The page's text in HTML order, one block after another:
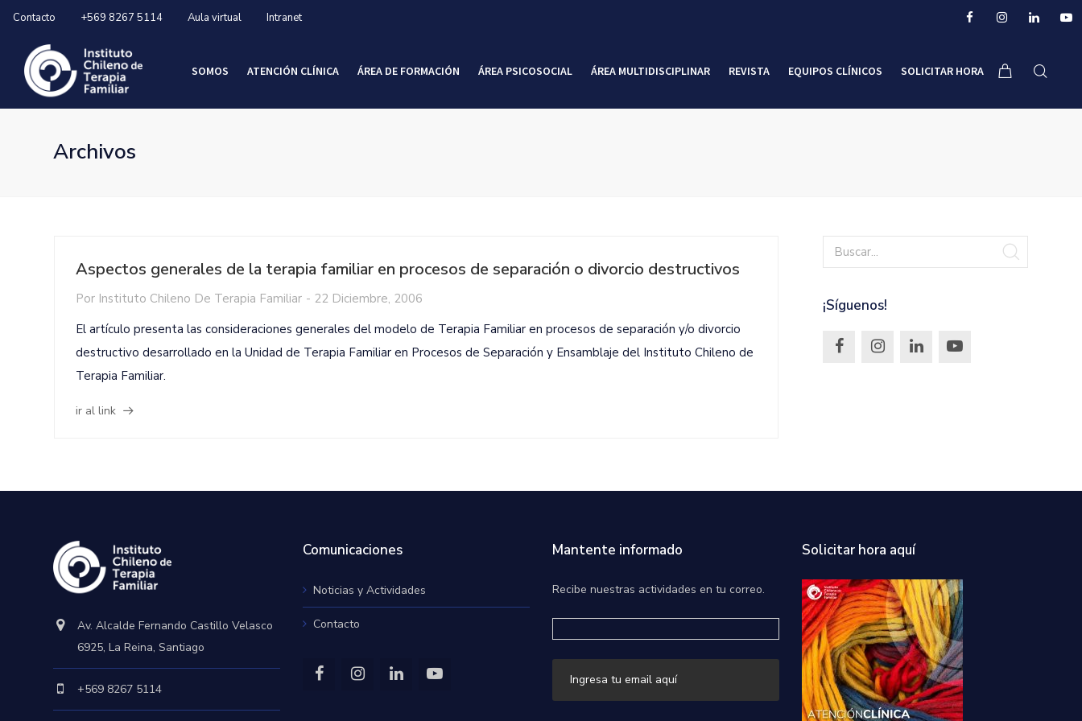
Contacto +569 8267 5114 Aula virtual Intranet
SOMOS ATENCIÓN CLÍNICA ÁREA DE FORMACIÓN ÁREA PSICOSOCIAL ÁREA MULTIDISCIPLINAR REVISTA EQUIPOS CLÍNICOS SOLICITAR HORA
Archivos
Aspectos generales de la terapia familiar en procesos de separación o divorcio destructivos
Por Instituto Chileno De Terapia Familiar - 22 Diciembre, 2006
El artículo presenta las consideraciones generales del modelo de Terapia Familiar en procesos de separación y/o divorcio
destructivo desarrollado en la Unidad de Terapia Familiar en Procesos de Separación y Ensamblaje del Instituto Chileno de
Terapia Familiar.
ir al link
¡Síguenos!
Av. Alcalde Fernando Castillo Velasco
6925, La Reina, Santiago
+569 8267 5114
Comunicaciones
Noticias y Actividades
Contacto
Mantente informado
Recibe nuestras actividades en tu correo.
Solicitar hora aquí